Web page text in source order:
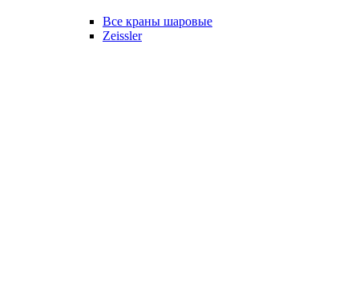
Все краны шаровые
Zeissler